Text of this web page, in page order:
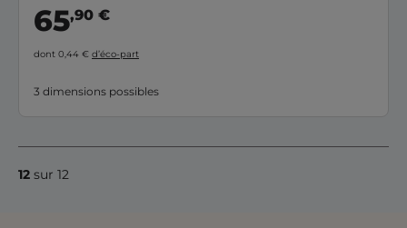
65,90 €
dont 0,44 € d’éco-part
3 dimensions possibles
12 sur 12